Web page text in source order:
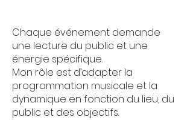
Chaque événement demande
une lecture du public et une
énergie spécifique.
Mon rôle est d’adapter la
programmation musicale et la
dynamique en fonction du lieu, du
public et des objectifs.